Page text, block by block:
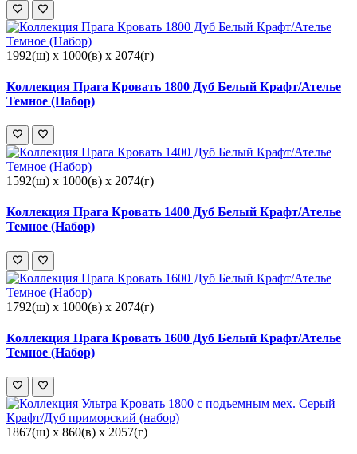
1992(ш) x 1000(в) x 2074(г)
Коллекция Прага Кровать 1800 Дуб Белый Крафт/Ателье
Темное (Набор)
1592(ш) x 1000(в) x 2074(г)
Коллекция Прага Кровать 1400 Дуб Белый Крафт/Ателье
Темное (Набор)
1792(ш) x 1000(в) x 2074(г)
Коллекция Прага Кровать 1600 Дуб Белый Крафт/Ателье
Темное (Набор)
1867(ш) x 860(в) x 2057(г)